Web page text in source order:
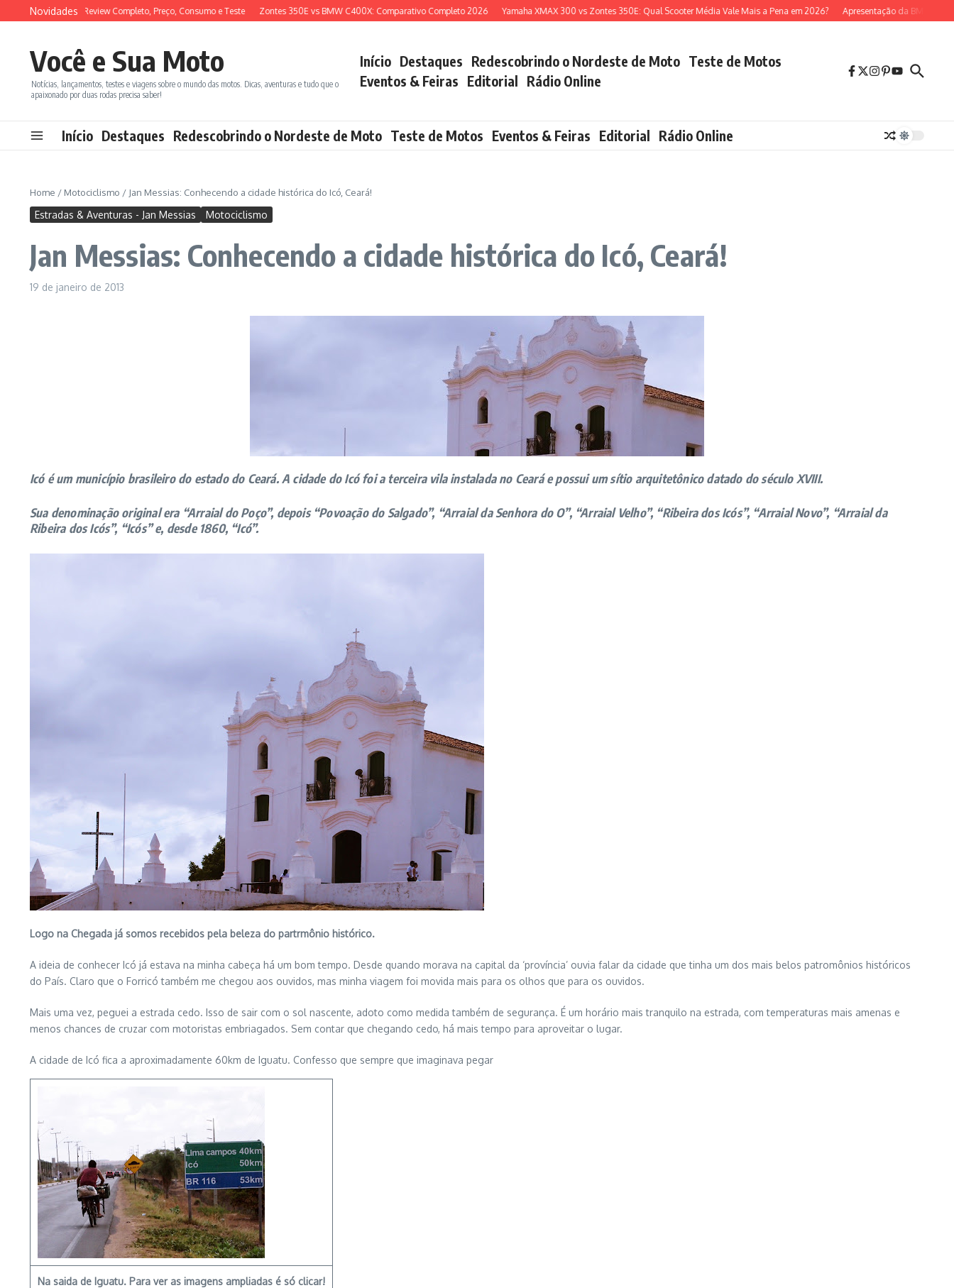
Ir para o conteúdo
Novidades
150 2026: Review Completo, Preço, Consumo e Teste Zontes 350E vs BMW C400X: Comparativo Completo 2026 Yamaha XMAX 300 vs Zontes 350E: Qual Scooter Média Vale Mais a Pena em 2026? Apresentação da BMW R 1300 GS
Você e Sua Moto
Notícias, lançamentos, testes e viagens sobre o mundo das motos. Dicas, aventuras e tudo que o
apaixonado por duas rodas precisa saber!
Início Destaques Redescobrindo o Nordeste de Moto Teste de Motos
Eventos & Feiras Editorial Rádio Online
Início Destaques Redescobrindo o Nordeste de Moto Teste de Motos Eventos & Feiras Editorial Rádio Online
Home / Motociclismo / Jan Messias: Conhecendo a cidade histórica do Icó, Ceará!
Estradas & Aventuras - Jan Messias Motociclismo
Jan Messias: Conhecendo a cidade histórica do Icó, Ceará!
19 de janeiro de 2013
Icó é um município brasileiro do estado do Ceará. A cidade do Icó foi a terceira vila instalada no Ceará e possui um sítio arquitetônico datado do século XVIII.
Sua denominação original era “Arraial do Poço”, depois “Povoação do Salgado”, “Arraial da Senhora do O”, “Arraial Velho”, “Ribeira dos Icós”, “Arraial Novo”, “Arraial da
Ribeira dos Icós”, “Icós” e, desde 1860, “Icó”.
Logo na Chegada já somos recebidos pela beleza do partrmônio histórico.
A ideia de conhecer Icó já estava na minha cabeça há um bom tempo. Desde quando morava na capital da ‘província’ ouvia falar da cidade que tinha um dos mais belos patromônios históricos
do País. Claro que o Forricó também me chegou aos ouvidos, mas minha viagem foi movida mais para os olhos que para os ouvidos.
Mais uma vez, peguei a estrada cedo. Isso de sair com o sol nascente, adoto como medida também de segurança. É um horário mais tranquilo na estrada, com temperaturas mais amenas e
menos chances de cruzar com motoristas embriagados. Sem contar que chegando cedo, há mais tempo para aproveitar o lugar.
A cidade de Icó fica a aproximadamente 60km de Iguatu. Confesso que sempre que imaginava pegar
Na saida de Iguatu. Para ver as imagens ampliadas é só clicar!